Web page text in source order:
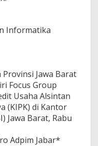
Informatika
Jawa Barat
Focus Group
Usaha Alsintan
(KIPK) di Kantor
Jawa Barat, Rabu
Adpim Jabar*